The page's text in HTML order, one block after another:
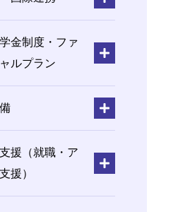
金制度・ファ
ルプラン
援（就職・ア
援）